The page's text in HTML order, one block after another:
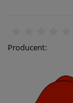
Producent: